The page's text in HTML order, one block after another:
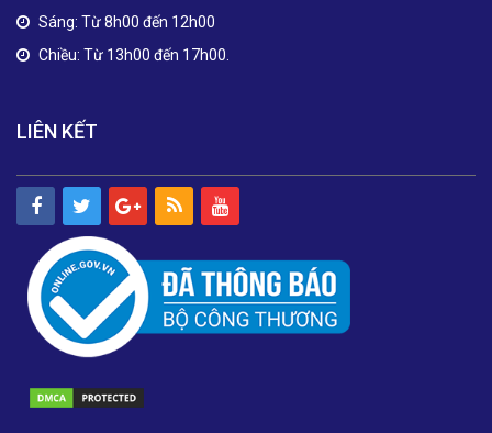
Sáng: Từ 8h00 đến 12h00
Chiều: Từ 13h00 đến 17h00.
LIÊN KẾT